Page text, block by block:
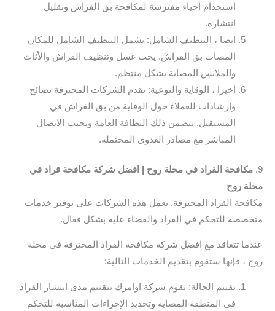
استخدام أحياء مفترسة لمكافحة بق الفراش وتقليل
انتشاره.
ايضا ، التنظيف الشامل: يشمل التنظيف الشامل للمكان
المصاب بق الفراش. يجب غسل وتنظيف الفراش والأثاث
والملابس المصابة بشكل منتظم.
أخيرا ، الوقاية والتوعية: تقدم الشركات المحترفة نصائح
وإرشادات للعملاء حول الوقاية من بق الفراش في
المستقبل. يتضمن ذلك النظافة العامة وتجنب الاتصال
المباشر مع مصادر العدوى المحتملة.
9. مكافحة القراد في محلة روح | افضل شركة مكافحة قراد في
محلة روح
مكافحة القراد المحترفة. تعمل هذه الشركات على توفير خدمات
متخصصة للتحكم في القراد والقضاء عليه بشكل فعال.
عندما تتعاقد مع افضل شركة مكافحة القراد المحترفة في محلة
روح ، فإنها ستقوم بتقديم الخدمات التالية:
تقييم الحالة: تقوم شركة اوامرك بتقييم مدى انتشار القراد
في المنطقة المصابة وتحديد الإجراءات المناسبة للتحكم